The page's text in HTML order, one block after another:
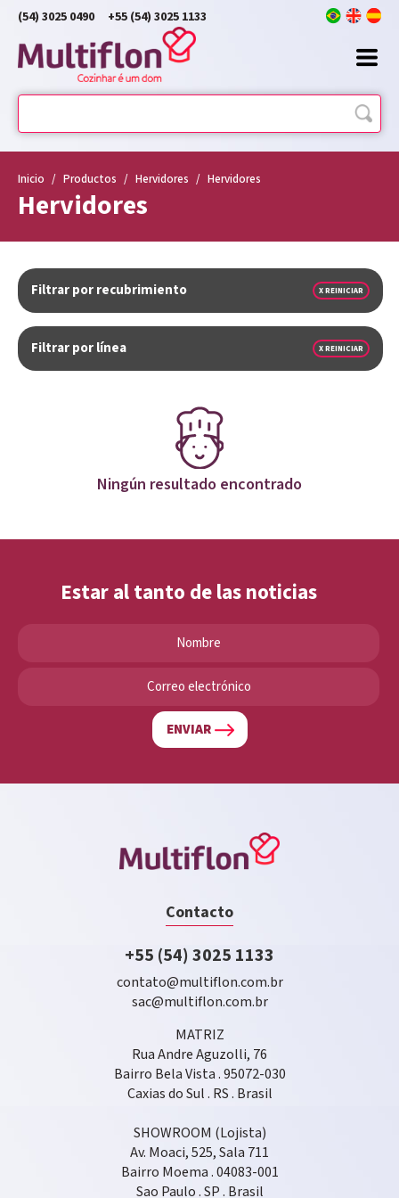
(54) 3025 0490 +55 (54) 3025 1133
Inicio / Productos / Hervidores / Hervidores
Hervidores
Filtrar por recubrimiento X REINICIAR
Filtrar por línea X REINICIAR
Ningún resultado encontrado
Estar al tanto de las noticias
ENVIAR
Contacto
+55 (54) 3025 1133
contato@multiflon.com.br
sac@multiflon.com.br
MATRIZ
Rua Andre Aguzolli, 76
Bairro Bela Vista . 95072-030
Caxias do Sul . RS . Brasil
SHOWROOM (Lojista)
Av. Moaci, 525, Sala 711
Bairro Moema . 04083-001
Sao Paulo . SP . Brasil